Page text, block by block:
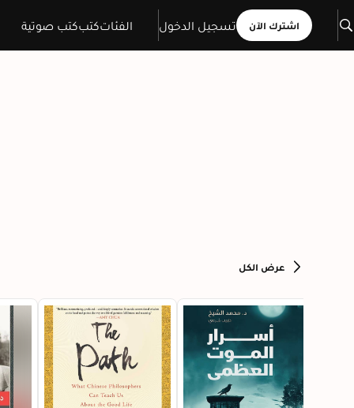
كتب صوتيةكتبالفئات تسجيل الدخول اشترك الآن
عرض الكل